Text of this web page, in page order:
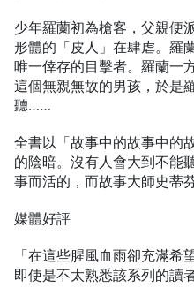
少年羅蘭初為槍客，父親便
形體的「皮人」在肆虐。羅
唯一倖存的目擊者。羅蘭一
這個無親無故的男孩，於是
聽……
全書以「故事中的故事中的
的陰暗。沒有人會大到不能
事而活的，而故事大師史蒂
媒體好評
「在這些腥風血雨卻充滿
即使是不太熟悉該系列的